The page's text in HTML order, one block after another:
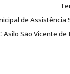
e
da
de Assistência
Asilo São Vicente